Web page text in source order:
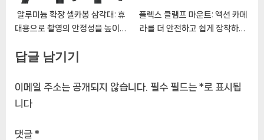
알루미늄 확장 셀카봉 삼각대: 휴
대용으로 촬영의 안정성을 높이기
플렉스 클램프 마운트: 액션 카메
라를 더 안전하고 쉽게 장착하세
답글 남기기
이메일 주소는 공개되지 않습니다. 필수 필드는 *로 표시됩
니다
댓글 *